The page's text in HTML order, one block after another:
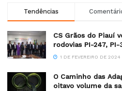
Tendências
CS Grãos do Piauí
rodovias PI-247, PI-
1 DE FEVEREIRO DE 2024
O Caminho das
oitavo volume da